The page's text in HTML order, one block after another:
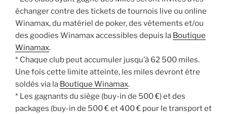
échanger contre des tickets de tournois live ou online
Winamax, du matériel de poker, des vêtements et/ou
des goodies Winamax accessibles depuis la Boutique
Winamax.
* Chaque club peut accumuler jusqu’à 62 500 miles.
Une fois cette limite atteinte, les miles devront être
soldés via la Boutique Winamax.
* Les gagnants du siège (buy-in de 500 €) et des
packages (buy-in de 500 € et 400 € pour le transport et